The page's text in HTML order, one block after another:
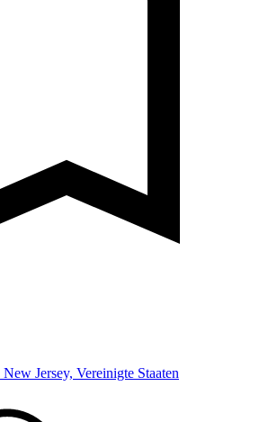
Jersey, Vereinigte Staaten